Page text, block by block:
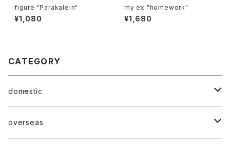
figure "Parakalein"
¥1,080
my ex "homework"
¥1,680
CATEGORY
domestic
Mabase Records[マバセレコーズ]
overseas